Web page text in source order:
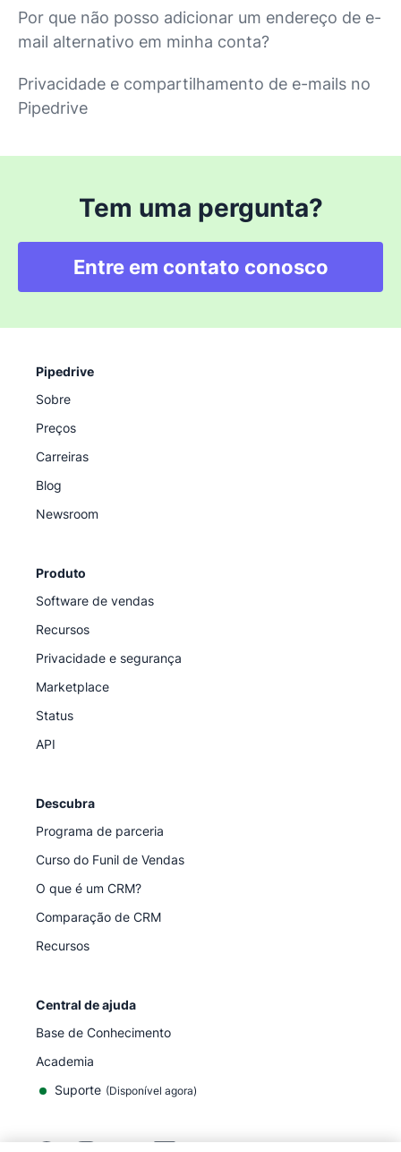
Por que não posso adicionar um endereço de e-
mail alternativo em minha conta?
Privacidade e compartilhamento de e-mails no
Pipedrive
Tem uma pergunta?
Entre em contato conosco
Pipedrive
Sobre
Preços
Carreiras
Blog
Newsroom
Produto
Software de vendas
Recursos
Privacidade e segurança
Marketplace
Status
API
Descubra
Programa de parceria
Curso do Funil de Vendas
O que é um CRM?
Comparação de CRM
Recursos
Central de ajuda
Base de Conhecimento
Academia
Suporte (Disponível agora)